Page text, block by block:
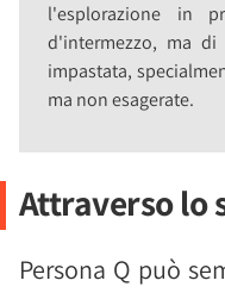
l'esplorazione in
d'intermezzo, ma
impastata,
ma non esagerate.
Attraverso lo
Persona Q può